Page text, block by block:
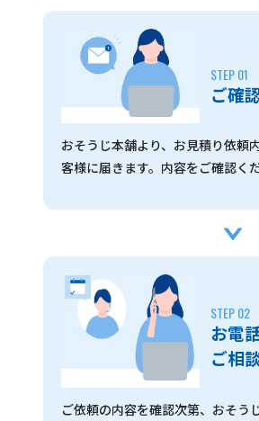
ご確
おそうじ本舗より、お見積り依頼
客様に届きます。内容をご確認くだ
お電
ご相
ご依頼の内容を確認次第、おそう